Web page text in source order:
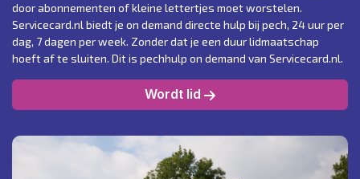
door abonnementen of kleine lettertjes moet worstelen.
Servicecard.nlbiedt je on demand directe hulp bij pech, 24 uur per
dag, 7 dagen per week. Zonder dat je een duur lidmaatschap
hoeft af te sluiten. Dit is pechhulp on demand van Servicecard.nl.
Wordt lid